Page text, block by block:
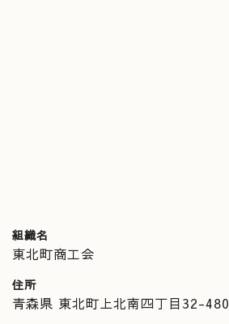
組織名
東北町商工会
住所
青森県 東北町上北南四丁目32-480